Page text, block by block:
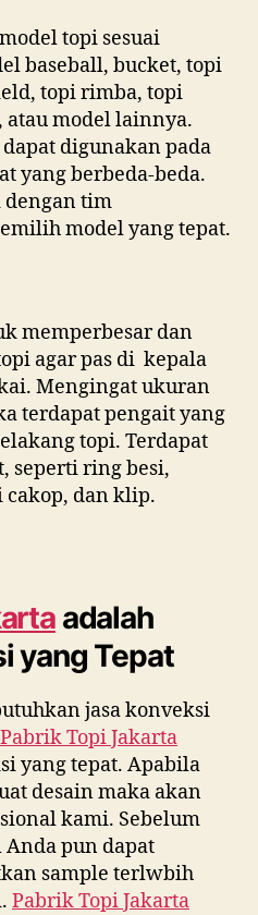
topi sesuai
baseball, bucket, topi
topi rimba, topi
atau model lainnya.
digunakan pada
yang berbeda-beda.
dengan tim
model yang tepat.
memperbesar dan
agar pas di kepala
Mengingat ukuran
terdapat pengait yang
topi. Terdapat
seperti ring besi,
cakop, dan klip.
adalah
yang Tepat
jasa konveksi
Pabrik Topi Jakarta
yang tepat. Apabila
desain maka akan
kami. Sebelum
pun dapat
sample terlwbih
Pabrik Topi Jakarta